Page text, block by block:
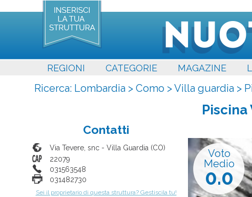
REGIONI CATEGORIE MAGAZINE
Ricerca: Lombardia > Como >Villa guardia >
Voto
Medio
0.0
Contatti
Via Tevere, snc - Villa Guardia (CO)
22079
031563548
031482730
Sei il proprietario di questa struttura? Gestiscila tu!